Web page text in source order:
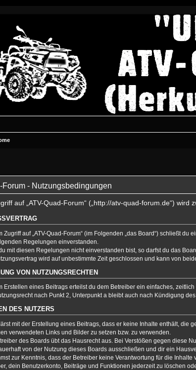
Forum - Nutzungsbedingungen
auf „ATV-Quad-Forum“ („http://atv-quad-forum.de“)
Zugriff auf „ATV-Quad-Forum“ (im Folgenden „das Board“) schließt
Regelungen einverstanden.
mit diesen Regelungen nicht einverstanden bist, so darfst du das
wird auf unbestimmte Zeit geschlossen und kann von
VON NUTZUNGSRECHTEN
Erstellen eines Beitrags erteilst du dem Betreiber ein einfaches,
nach Punkt 2, Unterpunkt a bleibt auch nach Kündigung
DES NUTZERS
mit der Erstellung eines Beitrags, dass er keine Inhalte enthält, die
verwendeten Links und Bilder zu setzen bzw. zu verwenden.
des Boards übt das Hausrecht aus. Bei Verstößen gegen diese
von der Nutzung dieses Boards ausschließen und dir ein
zur Kenntnis, dass der Betreiber keine Verantwortung für die
dein Benutzerkonto, Beiträge und Funktionen jederzeit zu löschen